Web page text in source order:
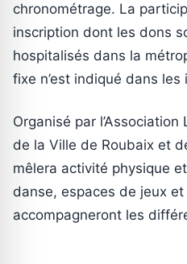
chronométrage. La
inscription dont les dons
hospitalisés dans la
fixe n’est indiqué dans
Organisé par
de la Ville de Roubaix et
mêlera activité physique
danse, espaces de jeux
accompagneront les